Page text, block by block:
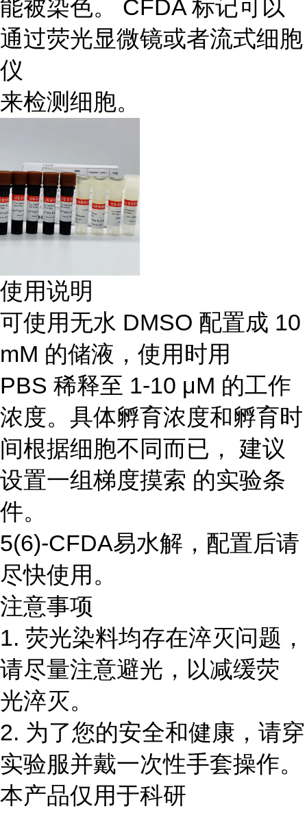
能被染色。 CFDA 标记可以
通过荧光显微镜或者流式细胞
仪
来检测细胞。
使用说明
可使用无水 DMSO 配置成 10
mM 的储液，使用时用
PBS 稀释至 1-10 μM 的工作
浓度。具体孵育浓度和孵育时
间根据细胞不同而已， 建议
设置一组梯度摸索 的实验条
件。
5(6)-CFDA易水解，配置后请
尽快使用。
注意事项
1. 荧光染料均存在淬灭问题，
请尽量注意避光，以减缓荧
光淬灭。
2. 为了您的安全和健康，请穿
实验服并戴一次性手套操作。
本产品仅用于科研